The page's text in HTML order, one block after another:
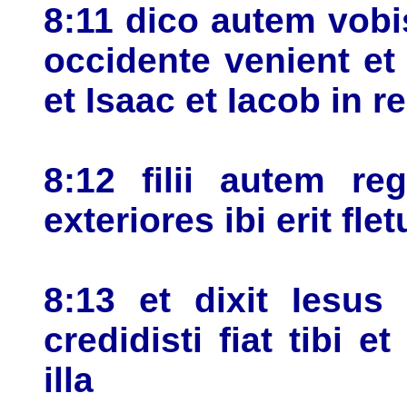
8:11 dico autem
occidente venient
et Isaac et Iacob in
8:12 filii autem
exteriores ibi erit
8:13 et dixit Iesus
credidisti fiat tibi et
illa